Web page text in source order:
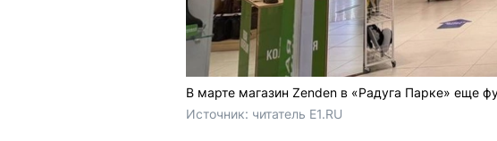
В марте магазин Zenden в «Радуга Парке» еще
Источник: читатель E1.RU